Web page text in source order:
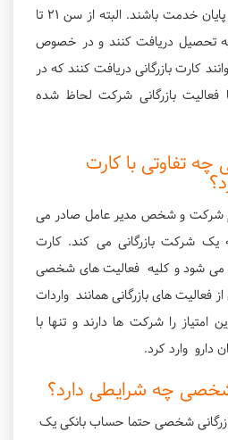
باشند، و آقایان دارای کارت پایان خدمت باشند. البته از سن ۲۱ تا
به تحصيل دریافت کنند و در خصوص
کارت بازرگانی دریافت کنند که در
بازرگانی شرکت لحاظ شده
چه تفاوتی با کارت
شرکت و شخص مدیر عامل صادر می
شرکت بازرگانی می کند. کارت
شود و كلیه فعالیت های شخصی
های بازرگانی همانند واردات
امتیاز را شرکت ها دارند و تنها با
دارو وارد کرد.
شخصی چه شرایطی دارد؟
شخصی حتما حساب بانکی یک